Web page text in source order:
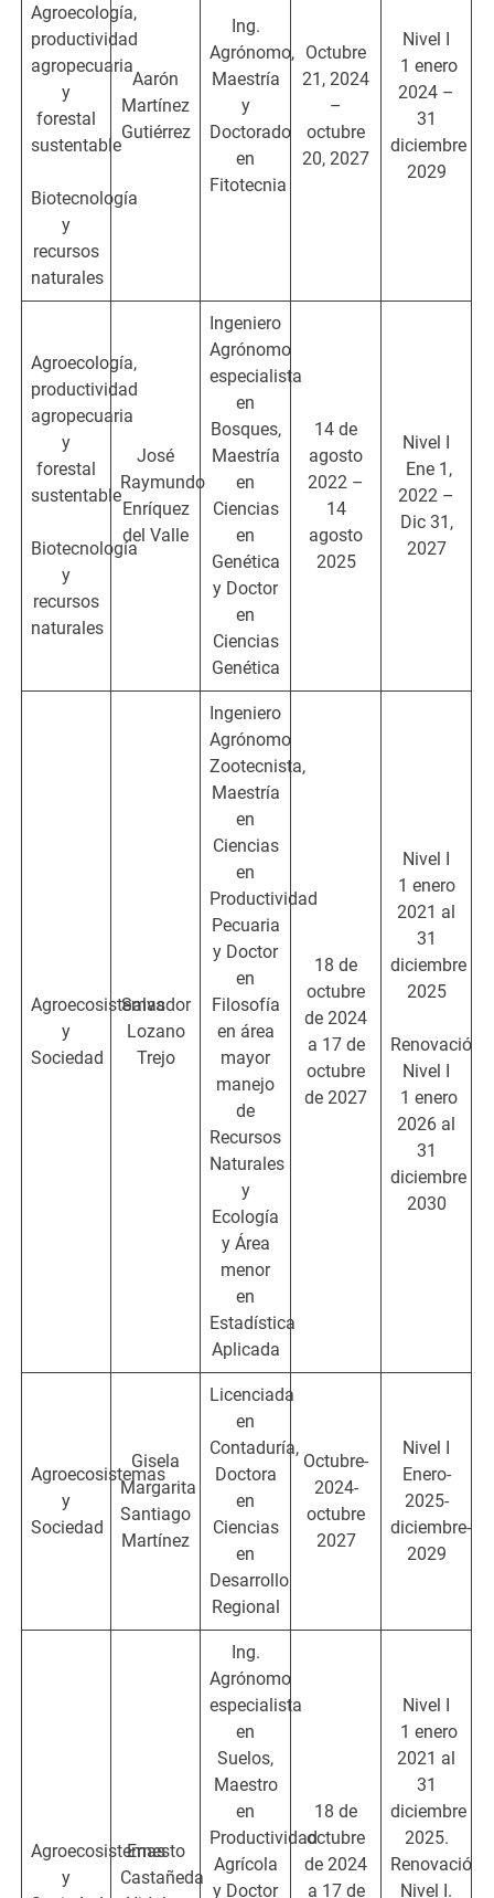
Agroecología,
productividad
agropecuaria
y
forestal
sustentable
Biotecnología
y
recursos
naturales
Aarón
Martínez
Gutiérrez
Ing.
Agrónomo,
Maestría
y
Doctorado
en
Fitotecnia
Octubre
21, 2024
–
octubre
20, 2027
Nivel I
1 enero
2024 –
31
diciembre
2029
Agroecología,
productividad
agropecuaria
y
forestal
sustentable
Biotecnología
y
recursos
naturales
José
Raymundo
Enríquez
del Valle
Ingeniero
Agrónomo
especialista
en
Bosques,
Maestría
en
Ciencias
en
Genética
y Doctor
en
Ciencias
Genética
14 de
agosto
2022 –
14
agosto
2025
Nivel I
Ene 1,
2022 –
Dic 31,
2027
Agroecosistemas
y
Sociedad
Salvador
Lozano
Trejo
Ingeniero
Agrónomo
Zootecnista,
Maestría
en
Ciencias
en
Productividad
Pecuaria
y Doctor
en
Filosofía
en área
mayor
manejo
de
Recursos
Naturales
y
Ecología
y Área
menor
en
Estadística
Aplicada
18 de
octubre
de 2024
a 17 de
octubre
de 2027
Nivel I
1 enero
2021 al
31
diciembre
2025
Renovación:
Nivel I
1 enero
2026 al
31
diciembre
2030
Agroecosistemas
y
Sociedad
Gisela
Margarita
Santiago
Martínez
Licenciada
en
Contaduría,
Doctora
en
Ciencias
en
Desarrollo
Regional
Octubre-
2024-
octubre
2027
Nivel I
Enero-
2025-
diciembre-
2029
Agroecosistemas
y
Ernesto
Castañeda
Ing.
Agrónomo
especialista
en
Suelos,
Maestro
en
Productividad
Agrícola
y Doctor
18 de
octubre
de 2024
a 17 de
Nivel I
1 enero
2021 al
31
diciembre
2025.
Renovación:
Nivel I.